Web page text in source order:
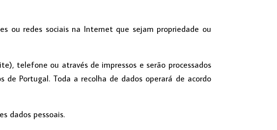
ou redes sociais na Internet que sejam propriedade ou
telefone ou através de impressos e serão processados
Portugal. Toda a recolha de dados operará de acordo
dados pessoais.